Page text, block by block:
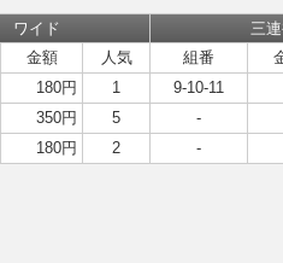
ワイド
三
金額 人気 組番
180円 1
9-10-11
350円 5
-
180円 2 -